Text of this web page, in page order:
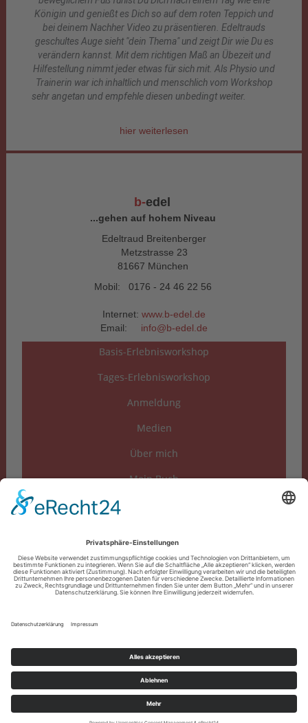
Königin und genießt es Dich so auf dem roten Teppich und
bei deinem Nachher Video zu präsentieren. Edeltrauds
geschultes Auge sieht "dein Thema" und zeigt Dir wie Du es
verändern kannst. Mit dem richtigen Maß an Übezeit und
Hilfestellung nimmt jeder etwas für sich mit. Als Physio und
Trainerin war ich inhaltlich und menschlich vom Workshop
sehr angetan und empfehle diesen unbedingt weiter.
hier weiterlesen
b-edel
...gehen auf hohem Niveau
Edeltraud Breitenberger
Metzstrasse 23
81667 München
Mobil: 0176 - 24 46 22 56
Internet: www.b-edel.de
Email: info@b-edel.de
Basis-Erlebnisworkshop
Tages-Erlebnisworkshop
Anmeldung
Medien
Über mich
Mein Buch
copyright© b-edel.de |Home|Impressum|Datenschutz|
Kontakt|